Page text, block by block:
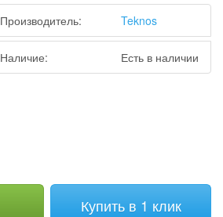
Производитель: Teknos
Наличие: Есть в наличии
Купить в 1 клик